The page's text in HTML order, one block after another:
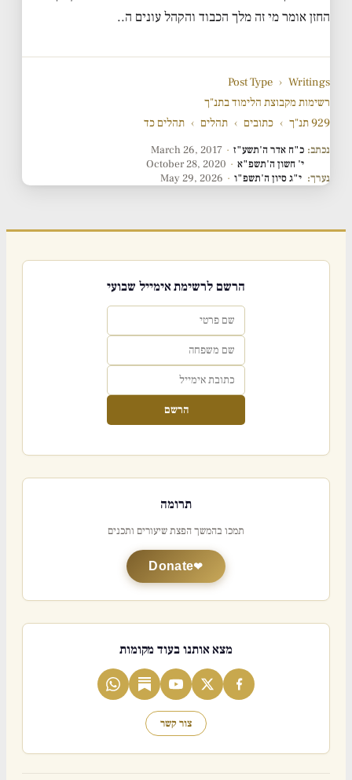
החזן אומר מי זה מלך הכבוד והקהל עונים ה..
Post Type › Writings
רשימות מקבוצת הלימוד בתנ"ך
929 תנ"ך
› כתובים › תהלים › תהלים כד
נכתב: כ"ח אדר ה'תשע"ז ·
March 26, 2017
י' חשון ה'תשפ"א ·
October 28, 2020
נערך: י"ג סיון ה'תשפ"ו ·
May 29, 2026
הרשם לרשימת אימייל שבועי
הרשם
תרומה
תמכו בהמשך הפצת שיעורים ותכנים
Donate
מצא אותנו בעוד מקומות
צור קשר